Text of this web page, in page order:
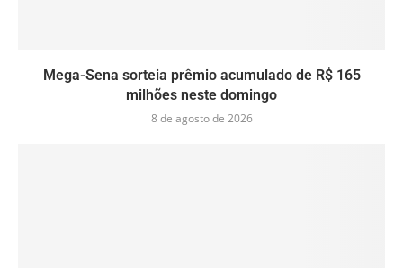
Mega-Sena sorteia prêmio acumulado de R$ 165
milhões neste domingo
8 de agosto de 2026